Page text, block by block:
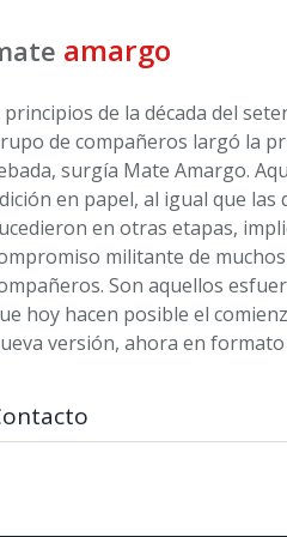
amargo
principios de la década del
de compañeros largó la
surgía Mate Amargo.
en papel, al igual que las
en otras etapas,
militante de muchos
Son aquellos
hoy hacen posible el
versión, ahora en